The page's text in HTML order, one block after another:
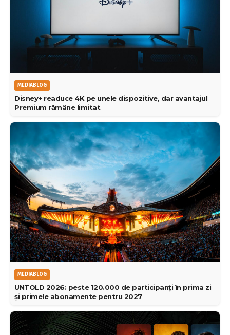
MEDIABLOG
Disney+ readuce 4K pe unele dispozitive, dar avantajul
Premium rămâne limitat
MEDIABLOG
UNTOLD 2026: peste 120.000 de participanți în prima zi
și primele abonamente pentru 2027